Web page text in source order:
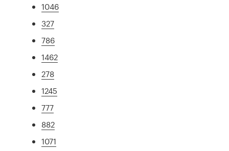
1046
327
786
1462
278
1245
777
882
1071